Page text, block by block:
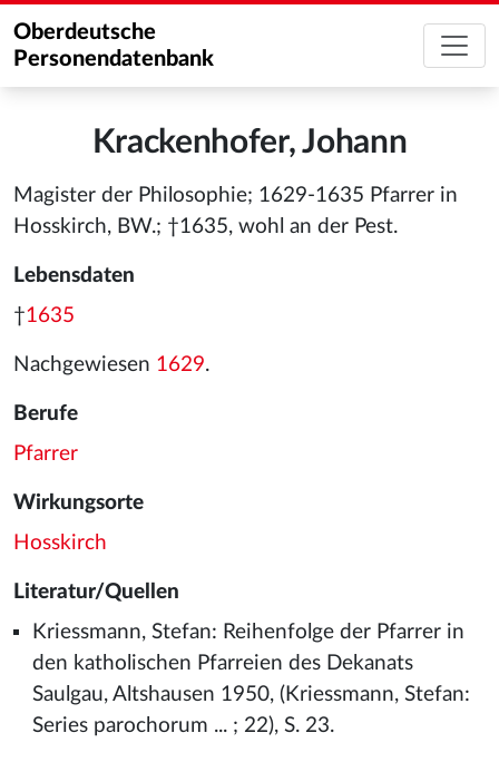
Oberdeutsche
Personendatenbank
Krackenhofer, Johann
Magister der Philosophie; 1629-1635 Pfarrer in
Hosskirch, BW.; †1635, wohl an der Pest.
Lebensdaten
†1635
Nachgewiesen 1629.
Berufe
Pfarrer
Wirkungsorte
Hosskirch
Literatur/Quellen
Kriessmann, Stefan: Reihenfolge der Pfarrer in
den katholischen Pfarreien des Dekanats
Saulgau, Altshausen 1950, (Kriessmann, Stefan:
Series parochorum ... ; 22), S. 23.